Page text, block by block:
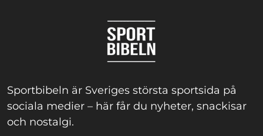
Sportbibeln är Sveriges största sportsida på
sociala medier – här får du nyheter, snackisar
och nostalgi.